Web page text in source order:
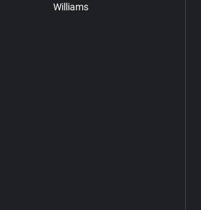
Williams